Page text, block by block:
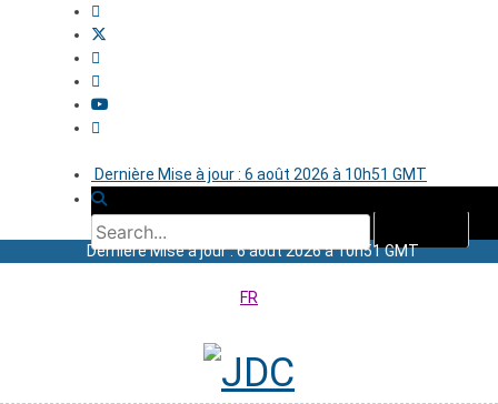
Dernière Mise à jour : 6 août 2026 à 10h51 GMT
Dernière Mise à jour : 6 août 2026 à 10h51 GMT
FR